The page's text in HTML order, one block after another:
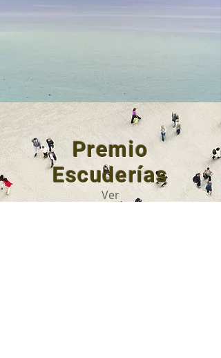
Premio
Escuderías
Ver